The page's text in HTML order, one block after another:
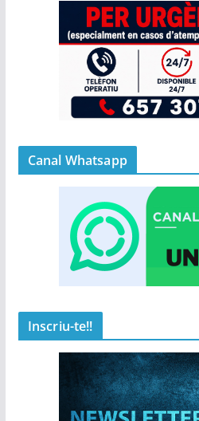
Canal Whatsapp
Inscriu-te!!